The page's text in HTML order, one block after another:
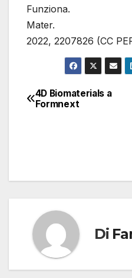
Funziona.
Mater.
2022, 2207826 (CC
Navigazione
4D Biomaterials a
Formnext
Di